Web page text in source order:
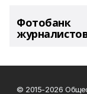
Фотобанк
© 2015-2026